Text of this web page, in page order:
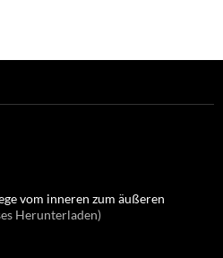
vom inneren zum äußeren
Herunterladen)